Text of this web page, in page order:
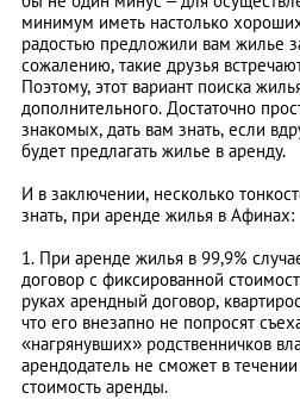
минимум иметь настолько
радостью предложили вам жилье
сожалению, такие друзья
Поэтому, этот вариант поиска
дополнительного. Достаточно
знакомых, дать вам знать, если
будет предлагать жилье в аренду.
И в заключении, несколько
знать, при аренде жилья в Афинах:
1. При аренде жилья в 99,9%
договор с фиксированной
руках арендный договор,
что его внезапно не попросят
«нагрянувших» родственничков
арендодатель не сможет в
стоимость аренды.